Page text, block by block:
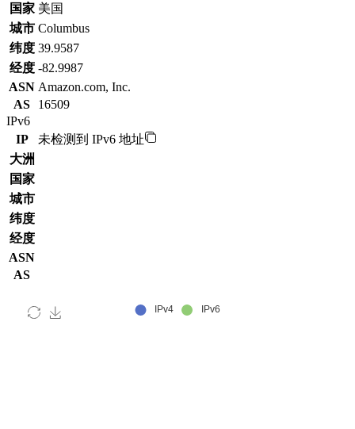
国家 美国
城市 Columbus
纬度 39.9587
经度 -82.9987
ASN Amazon.com, Inc.
AS
16509
IPv6
IP
未检测到 IPv6 地址
大洲
国家
城市
纬度
经度
ASN
AS